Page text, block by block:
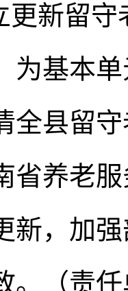
更新留
为基本
全县留
省养老
新，加
。（责